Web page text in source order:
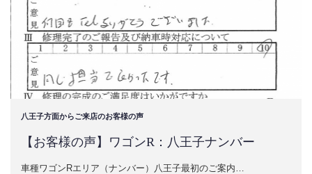
八王子方面からご来店のお客様の声
【お客様の声】ワゴンR：八王子ナンバー
車種ワゴンRエリア（ナンバー）八王子最初のご案内…